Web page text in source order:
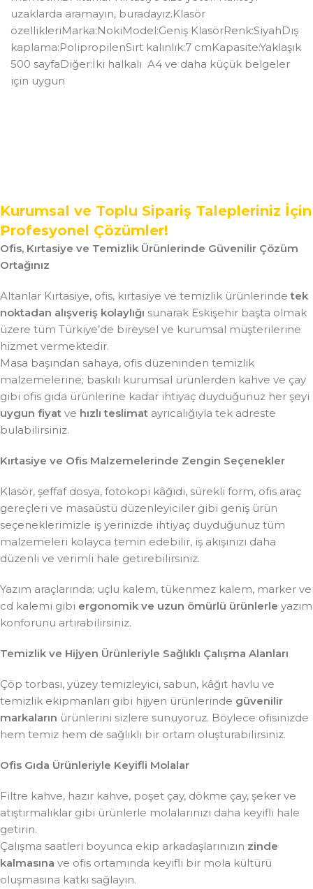
uzaklarda aramayın, buradayız.Klasör
özellikleriMarka:NokiModel:Geniş KlasörRenk:SiyahDış
kaplama:PolipropilenSırt kalınlık:7 cmKapasite:Yaklaşık
500 sayfaDiğer:İki halkalı A4 ve daha küçük belgeler
için uygun
Kurumsal ve Toplu Sipariş Talepleriniz İçin
Profesyonel Çözümler!
Ofis, Kırtasiye ve Temizlik Ürünlerinde Güvenilir Çözüm
Ortağınız
Altanlar Kırtasiye, ofis, kırtasiye ve temizlik ürünlerindetek
noktadan alışveriş kolaylığı sunarak Eskişehir başta olmak
üzere tüm Türkiye’de bireysel ve kurumsal müşterilerine
hizmet vermektedir.
Masa başından sahaya, ofis düzeninden temizlik
malzemelerine; baskılı kurumsal ürünlerden kahve ve çay
gibi ofis gıda ürünlerine kadar ihtiyaç duyduğunuz her şeyi
uygun fiyat ve hızlı teslimat ayrıcalığıyla tek adreste
bulabilirsiniz.
Kırtasiye ve Ofis Malzemelerinde Zengin Seçenekler
Klasör, şeffaf dosya, fotokopi kâğıdı, sürekli form, ofis araç
gereçleri ve masaüstü düzenleyiciler gibi geniş ürün
seçeneklerimizle iş yerinizde ihtiyaç duyduğunuz tüm
malzemeleri kolayca temin edebilir, iş akışınızı daha
düzenli ve verimli hale getirebilirsiniz.
Yazım araçlarında; uçlu kalem, tükenmez kalem, marker ve
cd kalemi gibi ergonomik ve uzun ömürlü ürünlerle yazım
konforunu artırabilirsiniz.
Temizlik ve Hijyen Ürünleriyle Sağlıklı Çalışma Alanları
Çöp torbası, yüzey temizleyici, sabun, kâğıt havlu ve
temizlik ekipmanları gibi hijyen ürünlerinde güvenilir
markaların ürünlerini sizlere sunuyoruz. Böylece ofisinizde
hem temiz hem de sağlıklı bir ortam oluşturabilirsiniz.
Ofis Gıda Ürünleriyle Keyifli Molalar
Filtre kahve, hazır kahve, poşet çay, dökme çay, şeker ve
atıştırmalıklar gibi ürünlerle molalarınızı daha keyifli hale
getirin.
Çalışma saatleri boyunca ekip arkadaşlarınızın zinde
kalmasına ve ofis ortamında keyifli bir mola kültürü
oluşmasına katkı sağlayın.